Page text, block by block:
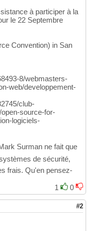
à participer à la
le 22 Septembre
Convention) in San
8/webmasters-
web/developpement-
club-
source-for-
logiciels-
Surman ne fait que
de sécurité,
frais. Qu'en pensez-
1
0
#2